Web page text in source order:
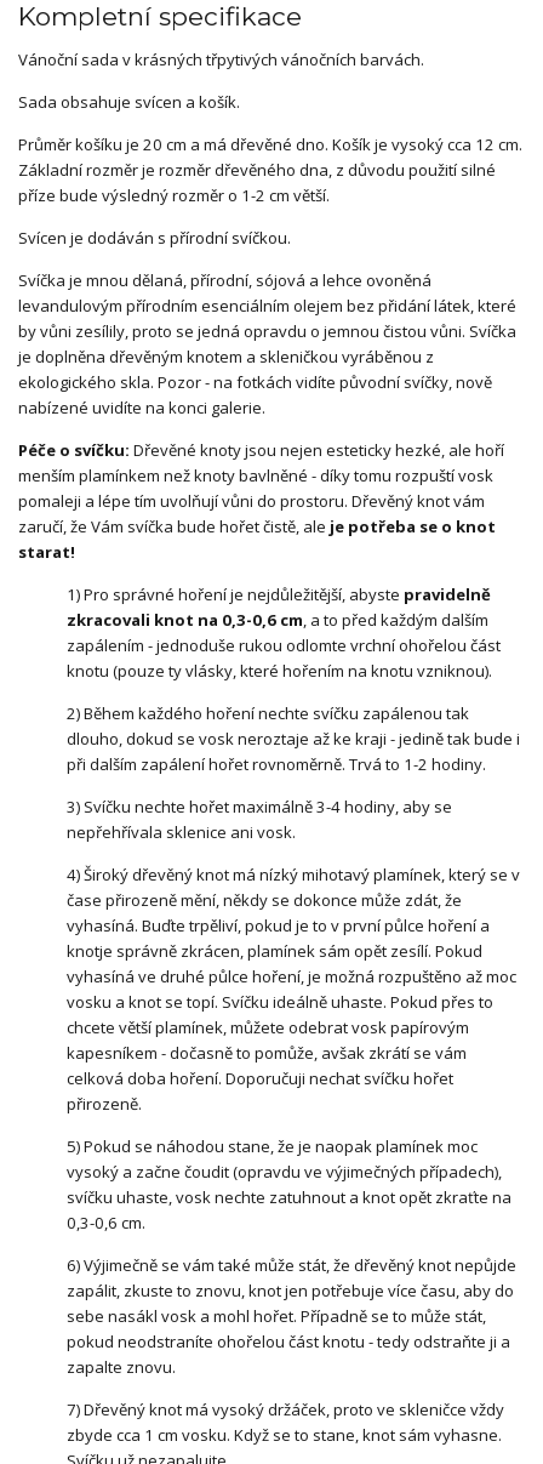
Kompletní specifikace
Vánoční sada v krásných třpytivých vánočních barvách.
Sada obsahuje svícen a košík.
Průměr košíku je 20 cm a má dřevěné dno. Košík je vysoký cca 12 cm.
Základní rozměr je rozměr dřevěného dna, z důvodu použití silné
příze bude výsledný rozměr o 1-2 cm větší.
Svícen je dodáván s přírodní svíčkou.
Svíčka je mnou dělaná, přírodní, sójová a lehce ovoněná
levandulovým přírodním esenciálním olejem bez přidání látek, které
by vůni zesílily, proto se jedná opravdu o jemnou čistou vůni. Svíčka
je doplněna dřevěným knotem a skleničkou vyráběnou z
ekologického skla. Pozor - na fotkách vidíte původní svíčky, nově
nabízené uvidíte na konci galerie.
Péče o svíčku: Dřevěné knoty jsou nejen esteticky hezké, ale hoří
menším plamínkem než knoty bavlněné - díky tomu rozpuští vosk
pomaleji a lépe tím uvolňují vůni do prostoru. Dřevěný knot vám
zaručí, že Vám svíčka bude hořet čistě, ale je potřeba se o knot
starat!
1) Pro správné hoření je nejdůležitější, abyste pravidelně
zkracovali knot na 0,3-0,6 cm, a to před každým dalším
zapálením - jednoduše rukou odlomte vrchní ohořelou část
knotu (pouze ty vlásky, které hořením na knotu vzniknou).
2) Během každého hoření nechte svíčku zapálenou tak
dlouho, dokud se vosk neroztaje až ke kraji - jedině tak bude i
při dalším zapálení hořet rovnoměrně. Trvá to 1-2 hodiny.
3) Svíčku nechte hořet maximálně 3-4 hodiny, aby se
nepřehřívala sklenice ani vosk.
4) Široký dřevěný knot má nízký mihotavý plamínek, který se v
čase přirozeně mění, někdy se dokonce může zdát, že
vyhasíná. Buďte trpěliví, pokud je to v první půlce hoření a
knotje správně zkrácen, plamínek sám opět zesílí. Pokud
vyhasíná ve druhé půlce hoření, je možná rozpuštěno až moc
vosku a knot se topí. Svíčku ideálně uhaste. Pokud přes to
chcete větší plamínek, můžete odebrat vosk papírovým
kapesníkem - dočasně to pomůže, avšak zkrátí se vám
celková doba hoření. Doporučuji nechat svíčku hořet
přirozeně.
5) Pokud se náhodou stane, že je naopak plamínek moc
vysoký a začne čoudit (opravdu ve výjimečných případech),
svíčku uhaste, vosk nechte zatuhnout a knot opět zkraťte na
0,3-0,6 cm.
6) Výjimečně se vám také může stát, že dřevěný knot nepůjde
zapálit, zkuste to znovu, knot jen potřebuje více času, aby do
sebe nasákl vosk a mohl hořet. Případně se to může stát,
pokud neodstraníte ohořelou část knotu - tedy odstraňte ji a
zapalte znovu.
7) Dřevěný knot má vysoký držáček, proto ve skleničce vždy
zbyde cca 1 cm vosku. Když se to stane, knot sám vyhasne.